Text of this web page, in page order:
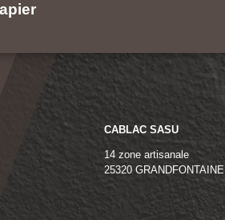
CABLAC SASU
14 zone artisanale
25320 GRANDFONTAINE